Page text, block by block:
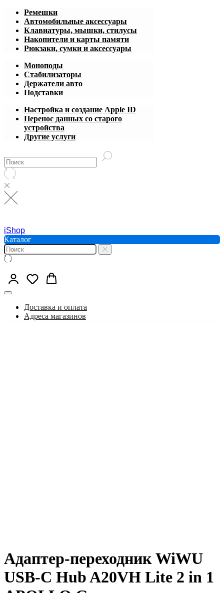
Ремешки
Автомобильные аксессуары
Клавиатуры, мышки, стилусы
Накопители и карты памяти
Рюкзаки, сумки и аксессуары
Моноподы
Стабилизаторы
Держатели авто
Подставки
Настройка и создание Apple ID
Перенос данных со старого
устройства
Другие услуги
iShop
Каталог
Доставка и оплата
Адреса магазинов
Адаптер-переходник WiWU
USB-C Hub A20VH Lite 2 in 1